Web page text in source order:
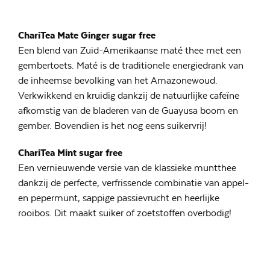
ChariTea Mate Ginger sugar free
Een blend van Zuid-Amerikaanse maté thee met een
gembertoets. Maté is de traditionele energiedrank van
de inheemse bevolking van het Amazonewoud.
Verkwikkend en kruidig dankzij de natuurlijke cafeïne
afkomstig van de bladeren van de Guayusa boom en
gember. Bovendien is het nog eens suikervrij!
ChariTea Mint sugar free
Een vernieuwende versie van de klassieke muntthee
dankzij de perfecte, verfrissende combinatie van appel-
en pepermunt, sappige passievrucht en heerlijke
rooibos. Dit maakt suiker of zoetstoffen overbodig!